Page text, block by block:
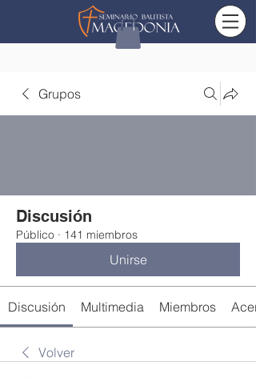
Grupos
Discusión
Público · 141 miembros
Unirse
Discusión Multimedia Miembros
Volver